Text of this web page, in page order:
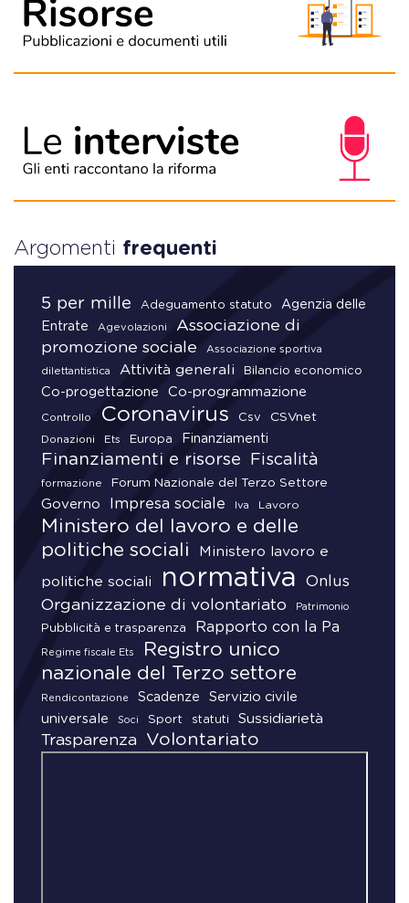
Argomenti frequenti
5 per mille Adeguamento statuto
Agenzia delle
Entrate
Agevolazioni
Associazione di
promozione sociale
Associazione sportiva
dilettantistica Attività generali Bilancio economico
Co-progettazione Co-programmazione
Controllo Coronavirus Csv CSVnet
Donazioni Ets Europa Finanziamenti
Finanziamenti e risorse Fiscalità
formazione Forum Nazionale del Terzo Settore
Governo Impresa sociale Iva Lavoro
Ministero del lavoro e delle
politiche sociali
Ministero lavoro e
politiche sociali normativa Onlus
Organizzazione di volontariato Patrimonio
Pubblicità e trasparenza Rapporto con la Pa
Regime fiscale Ets
Registro unico
nazionale del Terzo settore
Rendicontazione Scadenze
Servizio civile
universale
Soci Sport statuti Sussidiarietà
Trasparenza Volontariato